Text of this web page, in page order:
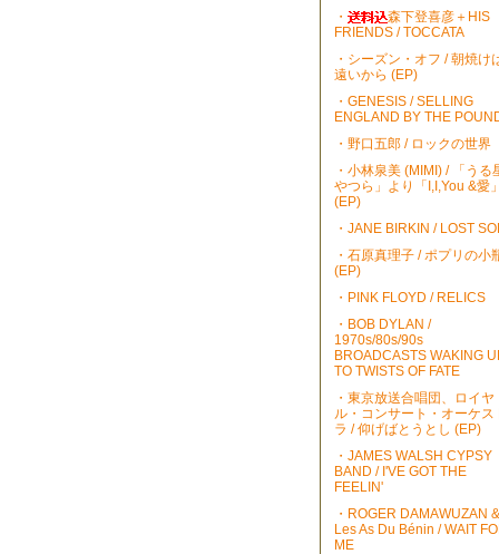
・
森下登喜彦＋HIS
FRIENDS / TOCCATA
・シーズン・オフ / 朝焼け
遠いから (EP)
・GENESIS / SELLING
ENGLAND BY THE
・野口五郎 / ロックの世界
・小林泉美 (MIMI) / 「うる
やつら」より「I,I,You &愛」
(EP)
・JANE BIRKIN / LOST
・石原真理子 / ポプリの小
(EP)
・PINK FLOYD / RELICS
・BOB DYLAN /
1970s/80s/90s
BROADCASTS WAKING
TO TWISTS OF FATE
・東京放送合唱団、ロイヤ
ル・コンサート・オーケス
ラ / 仰げばとうとし (EP)
・JAMES WALSH CYPSY
BAND / I'VE GOT THE
FEELIN'
・ROGER DAMAWUZAN &
Les As Du Bénin / WAIT
ME